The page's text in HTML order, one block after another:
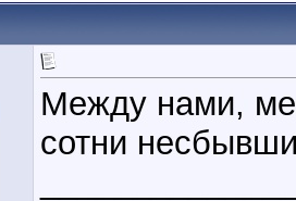
Между нами,
сотни